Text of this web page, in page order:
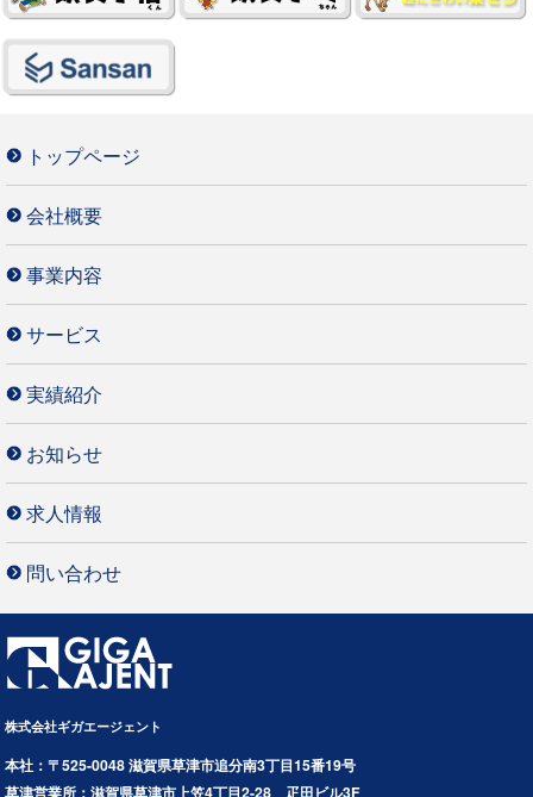
トップページ
会社概要
事業内容
サービス
実績紹介
お知らせ
求人情報
問い合わせ
株式会社ギガエージェント
本社：〒525-0048 滋賀県草津市追分南3丁目15番19号
草津営業所：滋賀県草津市上笠4丁目2-28 疋田ビル3F